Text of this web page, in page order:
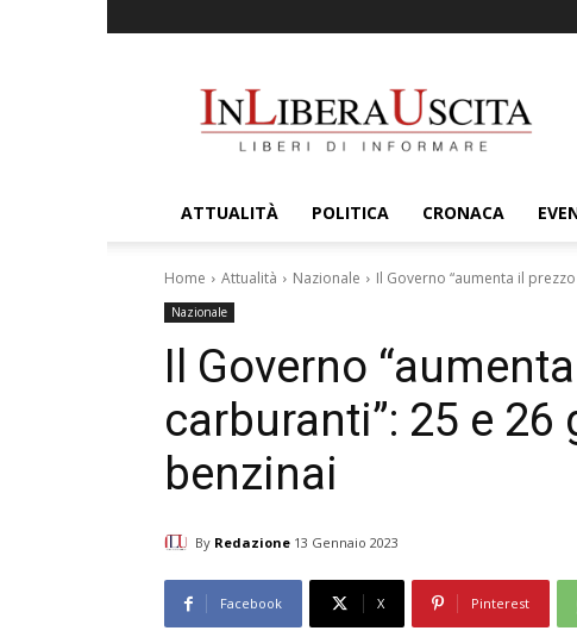
ATTUALITÀ POLITICA CRONACA
Home Attualità Nazionale Il Governo “aumenta il
Nazionale
Il Governo
carburanti”: 25 e
benzinai
By Redazione 13 Gennaio 2023
Facebook X Pinterest